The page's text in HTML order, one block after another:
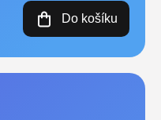
Do košíku